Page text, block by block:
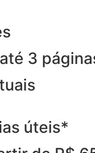
3
úteis*